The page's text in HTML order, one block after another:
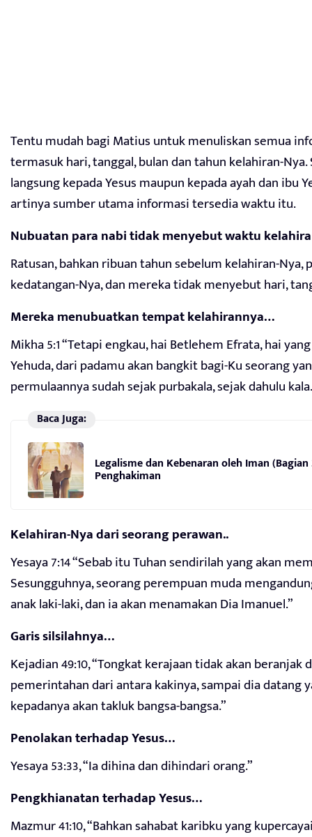
Tentu mudah bagi Matius untuk menuliskan semua
termasuk hari, tanggal, bulan dan tahun kelahiran-
langsung kepada Yesus maupun kepada ayah dan ibu
artinya sumber utama informasi tersedia waktu itu.
Nubuatan para nabi tidak menyebut waktu
Ratusan, bahkan ribuan tahun sebelum kelahiran-
kedatangan-Nya, dan mereka tidak menyebut hari,
Mereka menubuatkan tempat kelahirannya…
Mikha 5:1 “Tetapi engkau, hai Betlehem Efrata, hai
Yehuda, dari padamu akan bangkit bagi-Ku seorang
permulaannya sudah sejak purbakala, sejak dahulu
Baca Juga:
Legalisme dan Kebenaran oleh Iman
Penghakiman
Kelahiran-Nya dari seorang perawan..
Yesaya 7:14 “Sebab itu Tuhan sendirilah yang akan
Sesungguhnya, seorang perempuan muda
anak laki-laki, dan ia akan menamakan Dia Imanuel.”
Garis silsilahnya…
Kejadian 49:10, “Tongkat kerajaan tidak akan beranjak
pemerintahan dari antara kakinya, sampai dia datang
kepadanya akan takluk bangsa-bangsa.”
Penolakan terhadap Yesus…
Yesaya 53:33, “Ia dihina dan dihindari orang.”
Pengkhianatan terhadap Yesus…
Mazmur 41:10, “Bahkan sahabat karibku yang